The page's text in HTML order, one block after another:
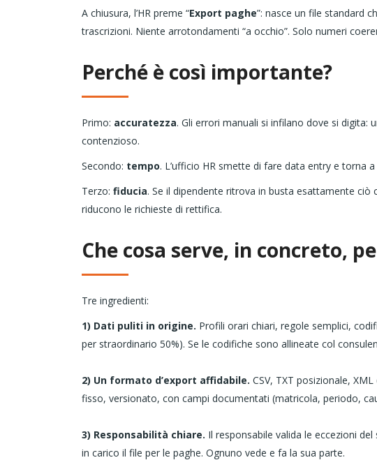
A chiusura, l’HR preme “Export paghe”: nasce un file standard
trascrizioni. Niente arrotondamenti “a occhio”. Solo numeri
Perché è così importante?
Primo: accuratezza. Gli errori manuali si infilano dove si
contenzioso.
Secondo: tempo. L’ufficio HR smette di fare data entry e torna
Terzo: fiducia. Se il dipendente ritrova in busta esattamente ciò
riducono le richieste di rettifica.
Che cosa serve, in concreto,
Tre ingredienti:
1) Dati puliti in origine. Profili orari chiari, regole semplici,
per straordinario 50%). Se le codifiche sono allineate col
2) Un formato d’export affidabile. CSV, TXT posizionale,
fisso, versionato, con campi documentati (matricola, periodo,
3) Responsabilità chiare. Il responsabile valida le eccezioni
in carico il file per le paghe. Ognuno vede e fa la sua parte.